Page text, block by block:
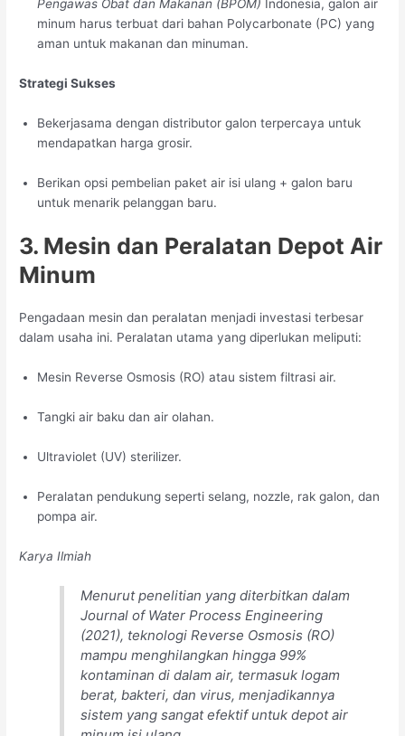
Pengawas Obat dan Makanan (BPOM) Indonesia, galon air
minum harus terbuat dari bahan Polycarbonate (PC) yang
aman untuk makanan dan minuman.
Strategi Sukses
Bekerjasama dengan distributor galon terpercaya untuk
mendapatkan harga grosir.
Berikan opsi pembelian paket air isi ulang + galon baru
untuk menarik pelanggan baru.
3. Mesin dan Peralatan Depot Air
Minum
Pengadaan mesin dan peralatan menjadi investasi terbesar
dalam usaha ini. Peralatan utama yang diperlukan meliputi:
Mesin Reverse Osmosis (RO) atau sistem filtrasi air.
Tangki air baku dan air olahan.
Ultraviolet (UV) sterilizer.
Peralatan pendukung seperti selang, nozzle, rak galon, dan
pompa air.
Karya Ilmiah
Menurut penelitian yang diterbitkan dalam
Journal of Water Process Engineering
(2021), teknologi Reverse Osmosis (RO)
mampu menghilangkan hingga 99%
kontaminan di dalam air, termasuk logam
berat, bakteri, dan virus, menjadikannya
sistem yang sangat efektif untuk depot air